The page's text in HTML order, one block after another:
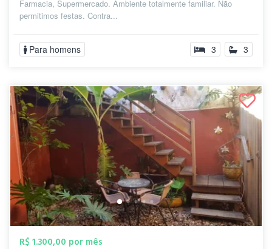
Farmacia, Supermercado. Ambiente totalmente familiar. Não
permitimos festas. Contra...
Para homens 3 3
R$ 1.300,00 por mês